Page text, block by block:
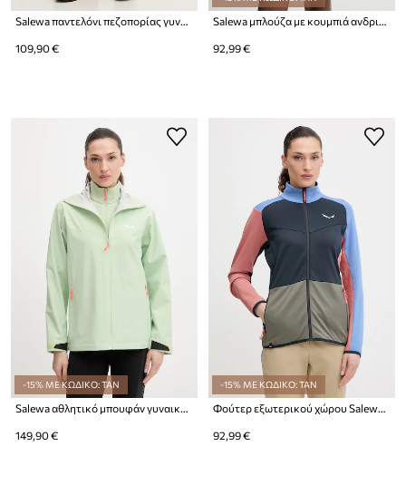
109,90 € 92,99 €
-15% ΜΕ ΚΩΔΙΚΟ: TAN
Salewa αθλητικό μπουφάν γυναικείο PUEZ AQUA 4 PTX
149,90 €
-15% ΜΕ ΚΩΔΙΚΟ: TAN
Φούτερ εξωτερικού χώρου Salewa Puez Cammino
92,99 €